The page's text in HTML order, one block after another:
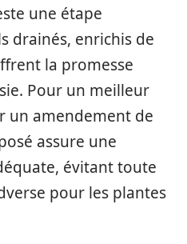
une étape
drainés, enrichis de
la promesse
Pour un meilleur
un amendement de
assure une
évitant toute
pour les plantes